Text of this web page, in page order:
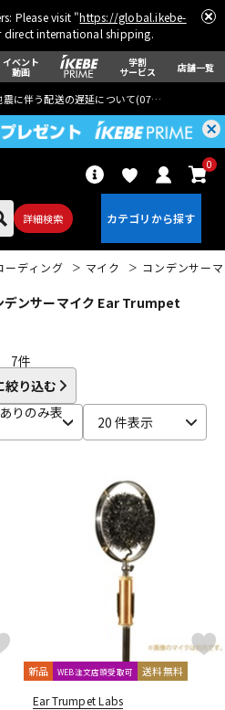
Please visit "https://global.ikebe-
direct international shipping.
イベント
動画
学割
サービス 店舗一覧
震に伴う配送の遅延について(07月29日
詳細検索
0
ウクレレ
パーカッション
電子ピアノ
その他楽器
エフェクター
ーディング マイク コンデンサー
デンサーマイク Ear Trumpet
7件
絞り込む
りのみ表
20 件表示
新品 WEB注文店頭受取可 送料無料
Ear Trumpet Labs